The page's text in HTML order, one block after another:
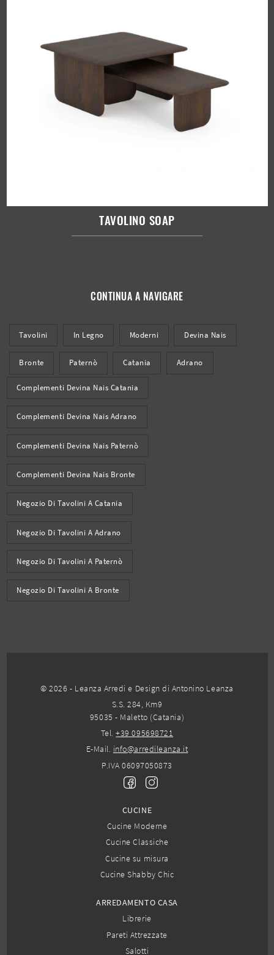
TAVOLINO SOAP
CONTINUA A NAVIGARE
Tavolini In Legno Moderni Devina Nais
Bronte Paternò Catania Adrano
Complementi Devina Nais Catania
Complementi Devina Nais Adrano
Complementi Devina Nais Paternò
Complementi Devina Nais Bronte
Negozio Di Tavolini A Catania
Negozio Di Tavolini A Adrano
Negozio Di Tavolini A Paternò
Negozio Di Tavolini A Bronte
© 2026 - Leanza Arredi e Design di Antonino Leanza
S.S. 284, Km9
95035 - Maletto (Catania)
Tel.+39 095698721
E-Mail. info@arredileanza.it
P.IVA 06097050873
CUCINE
Cucine Moderne
Cucine Classiche
Cucine su misura
Cucine Shabby Chic
ARREDAMENTO CASA
Librerie
Pareti Attrezzate
Salotti